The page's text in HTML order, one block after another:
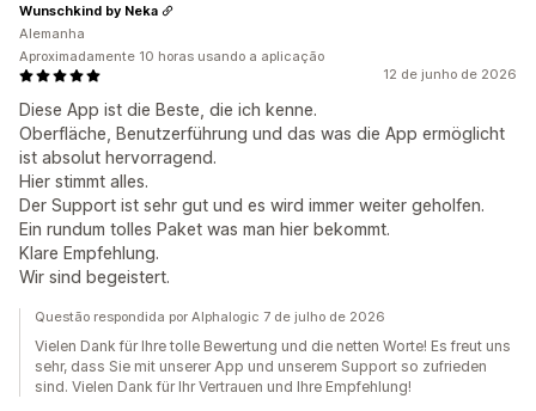
12 de junho de 2026
Diese App ist die Beste, die ich kenne.
Oberfläche, Benutzerführung und das was die App ermöglicht
ist absolut hervorragend.
Hier stimmt alles.
Der Support ist sehr gut und es wird immer weiter geholfen.
Ein rundum tolles Paket was man hier bekommt.
Klare Empfehlung.
Wir sind begeistert.
Wunschkind by Neka
Alemanha
Aproximadamente 10 horas usando a aplicação
Questão respondida por Alphalogic 7 de julho de 2026
Vielen Dank für Ihre tolle Bewertung und die netten Worte! Es freut uns
sehr, dass Sie mit unserer App und unserem Support so zufrieden
sind. Vielen Dank für Ihr Vertrauen und Ihre Empfehlung!